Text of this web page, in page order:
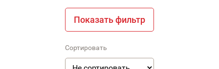
Показать фильтр
Сортировать